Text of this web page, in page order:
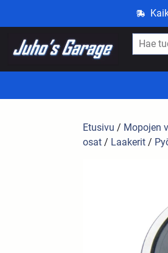
Etusivu / Mopojen
osat / Laakerit /